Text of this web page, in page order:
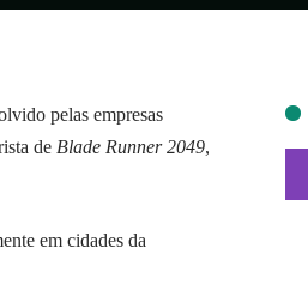
pelas empresas
de Blade Runner 2049,
em cidades da